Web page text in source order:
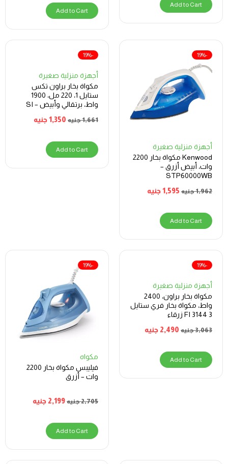
Add to Cart
Add to Cart
أجهزة منزلية صغيرة
Kenwood مكواة بخار 2200
وات، أبيض أزرق –
STP60000WB
1,962جنيه 1,595جنيه
-19%
Add to Cart
أجهزة منزلية صغيرة
مكواة بخار براون تكس
ستايل 1، 220 مل، 1900
واط، برتقالي وأبيض – SI
1,661جنيه 1,350جنيه
-19%
Add to Cart
أجهزة منزلية صغيرة
مكواة بخار براون، 2400
واط، مكواة بخار فري ستايل
3 FI 3144 زرقاء
3,063جنيه 2,490 جنيه
-19%
Add to Cart
مكواه
فيليبس مكواة بخار 2200
وات – أزرق
2,705جنيه 2,199 جنيه
-19%
Add to Cart